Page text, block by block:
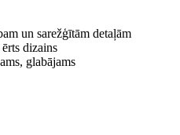
un sarežģītām detaļām
dizains
glabājams